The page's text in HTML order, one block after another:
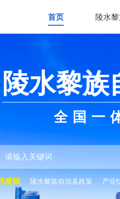
首页 陵水
陵水黎族
全国一
陵水黎族自治县政策 产业